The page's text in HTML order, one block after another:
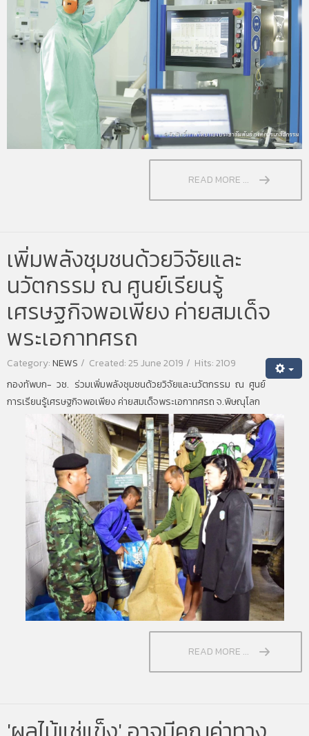
READ MORE ...
เพิ่มพลังชุมชนด้วยวิจัยและ
นวัตกรรม ณ ศูนย์เรียนรู้
เศรษฐกิจพอเพียง ค่ายสมเด็จ
พระเอกาทศรถ
Category:NEWS Created: 25 June 2019
Hits: 2109
กองทัพบก- วช. ร่วมเพิ่มพลังชุมชนด้วยวิจัยและนวัตกรรม ณ ศูนย์
การเรียนรู้เศรษฐกิจพอเพียง ค่ายสมเด็จพระเอกาทศรถ จ.พิษณุโลก
READ MORE ...